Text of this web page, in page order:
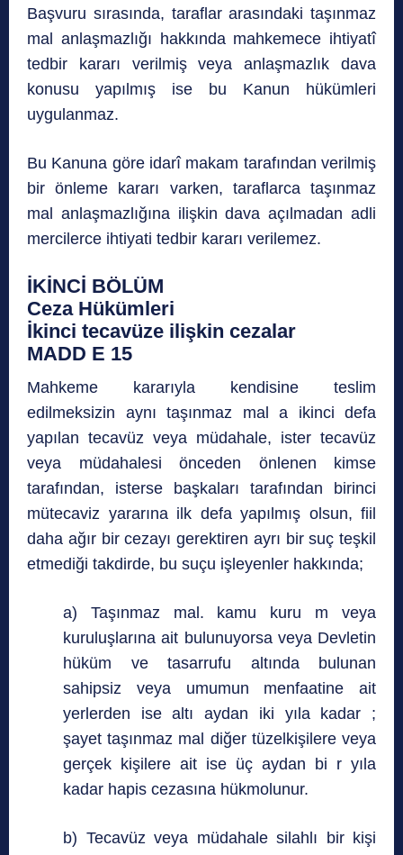
Başvuru sırasında, taraflar arasındaki taşınmaz
mal anlaşmazlığı hakkında mahkemece ihtiyatî
tedbir kararı verilmiş veya anlaşmazlık dava
konusu yapılmış ise bu Kanun hükümleri
uygulanmaz.
Bu Kanuna göre idarî makam tarafından verilmiş
bir önleme kararı varken, taraflarca taşınmaz
mal anlaşmazlığına ilişkin dava açılmadan adli
mercilerce ihtiyati tedbir kararı verilemez.
İKİNCİ BÖLÜM
Ceza Hükümleri
İkinci tecavüze ilişkin cezalar
MADD E 15
Mahkeme kararıyla kendisine teslim
edilmeksizin aynı taşınmaz mal a ikinci defa
yapılan tecavüz veya müdahale, ister tecavüz
veya müdahalesi önceden önlenen kimse
tarafından, isterse başkaları tarafından birinci
mütecaviz yararına ilk defa yapılmış olsun, fiil
daha ağır bir cezayı gerektiren ayrı bir suç teşkil
etmediği takdirde, bu suçu işleyenler hakkında;
a) Taşınmaz mal. kamu kuru m veya
kuruluşlarına ait bulunuyorsa veya Devletin
hüküm ve tasarrufu altında bulunan
sahipsiz veya umumun menfaatine ait
yerlerden ise altı aydan iki yıla kadar ;
şayet taşınmaz mal diğer tüzelkişilere veya
gerçek kişilere ait ise üç aydan bi r yıla
kadar hapis cezasına hükmolunur.
b) Tecavüz veya müdahale silahlı bir kişi